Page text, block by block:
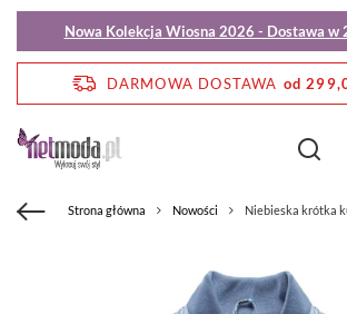
Nowa Kolekcja Wiosna 2026 - Dostawa w
DARMOWA DOSTAWA od
Strona główna Nowości Niebieska krótka